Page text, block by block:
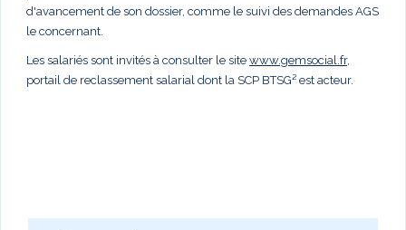
d'avancement de son dossier, comme le suivi des demandes AGS
le concernant.
Les salariés sont invités à consulter le site www.gemsocial.fr,
portail de reclassement salarial dont la SCP BTSG² est acteur.